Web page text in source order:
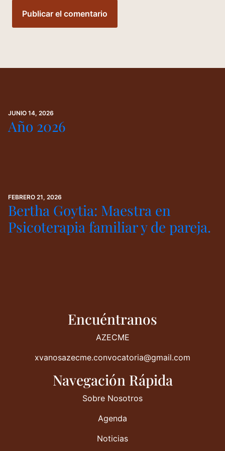
JUNIO 14, 2026
Año 2026
FEBRERO 21, 2026
Bertha Goytia: Maestra en
Psicoterapia familiar y de pareja.
Encuéntranos
AZECME
xvanosazecme.convocatoria@gmail.com
Navegación Rápida
Sobre Nosotros
Agenda
Noticias